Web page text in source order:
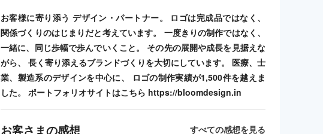
お客様に寄り添う デザイン・パートナー。 ロゴは完成品ではなく、
関係づくりのはじまりだと考えています。 一度きりの制作ではなく、
一緒に、同じ歩幅で歩んでいくこと。 その先の展開や成長を見据えな
がら、 長く寄り添えるブランドづくりを大切にしています。 医療、士
業、製造系のデザインを中心に、 ロゴの制作実績が1,500件を越えま
した。 ポートフォリオサイトはこちら https://bloomdesign.in
お客さまの感想 すべての感想を見る